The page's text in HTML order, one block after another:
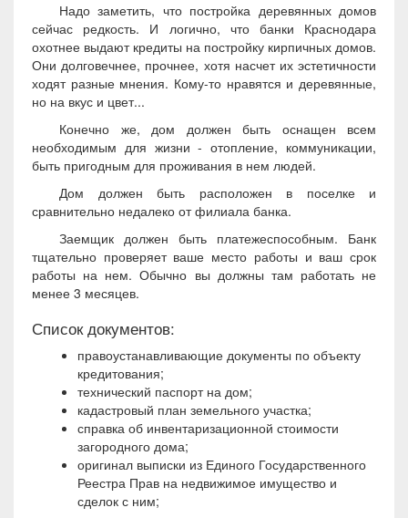
Надо заметить, что постройка деревянных домов
сейчас редкость. И логично, что банки Краснодара
охотнее выдают кредиты на постройку кирпичных домов.
Они долговечнее, прочнее, хотя насчет их эстетичности
ходят разные мнения. Кому-то нравятся и деревянные,
но на вкус и цвет...
Конечно же, дом должен быть оснащен всем
необходимым для жизни - отопление, коммуникации,
быть пригодным для проживания в нем людей.
Дом должен быть расположен в поселке и
сравнительно недалеко от филиала банка.
Заемщик должен быть платежеспособным. Банк
тщательно проверяет ваше место работы и ваш срок
работы на нем. Обычно вы должны там работать не
менее 3 месяцев.
Список документов:
правоустанавливающие документы по объекту
кредитования;
технический паспорт на дом;
кадастровый план земельного участка;
справка об инвентаризационной стоимости
загородного дома;
оригинал выписки из Единого Государственного
Реестра Прав на недвижимое имущество и
сделок с ним;